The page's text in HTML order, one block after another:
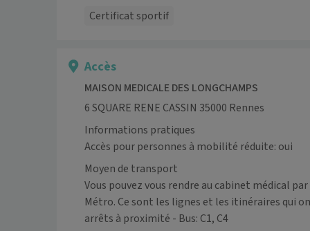
Certificat sportif
Accès
MAISON MEDICALE DES LONGCHAMPS
6 SQUARE RENE CASSIN 35000 Rennes
Informations pratiques
Accès pour personnes à mobilité réduite: oui
Moyen de transport
Vous pouvez vous rendre au cabinet médical par
Métro. Ce sont les lignes et les itinéraires qui
arrêts à proximité - Bus: C1, C4